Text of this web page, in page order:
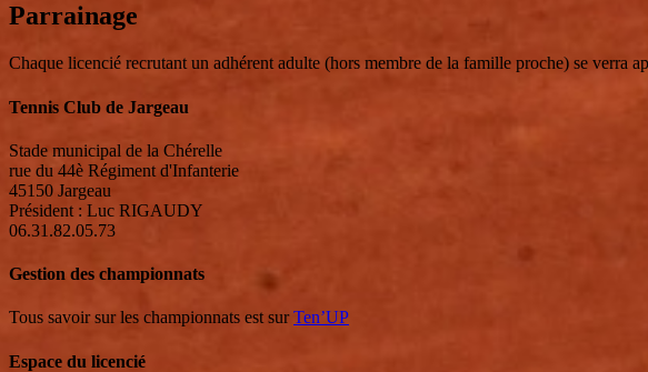
Parrainage
Chaque licencié recrutant un adhérent adulte (hors membre de la famille proche) se verra
Tennis Club de Jargeau
Stade municipal de la Chérelle
rue du 44è Régiment d'Infanterie
45150 Jargeau
Président : Luc RIGAUDY
06.31.82.05.73
Gestion des championnats
Tous savoir sur les championnats est surTen’UP
Espace du licencié